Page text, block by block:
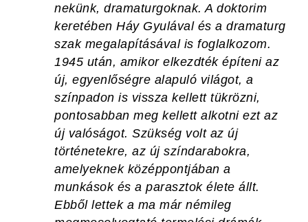
nekünk, dramaturgoknak. A doktorim
keretében Háy Gyulával és a dramaturg
szak megalapításával is foglalkozom.
1945 után, amikor elkezdték építeni az
új, egyenlőségre alapuló világot, a
színpadon is vissza kellett tükrözni,
pontosabban meg kellett alkotni ezt az
új valóságot. Szükség volt az új
történetekre, az új színdarabokra,
amelyeknek középpontjában a
munkások és a parasztok élete állt.
Ebből lettek a ma már némileg